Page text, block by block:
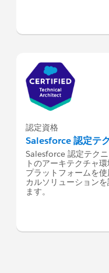
認定資格
Salesforce 認定テ
Salesforce 認定テク
トのアーキテクチャ
プラットフォームを
カルソリューション
ます。